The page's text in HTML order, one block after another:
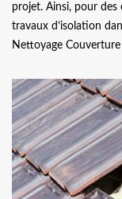
projet. Ainsi, pour
travaux d’isolation
Nettoyage